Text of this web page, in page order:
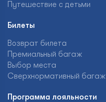
Путешествие с детьми
Билеты
Возврат билета
Премиальный багаж
Выбор места
Сверхнормативный багаж
Программа лояльности